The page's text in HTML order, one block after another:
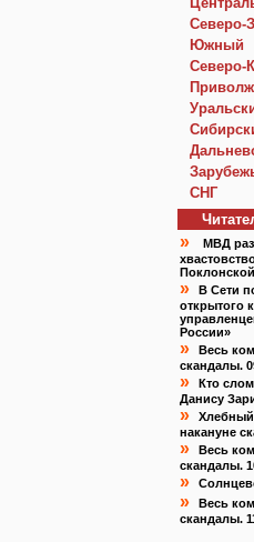
Северо-
Южный
Северо-
СНГ
»
МВД
Поклонской
»
В Сети
открытого
России»
»
Весь
скандалы.
»
Кто
Данису
»
накануне
»
Весь
скандалы.
»
»
Весь
скандалы.